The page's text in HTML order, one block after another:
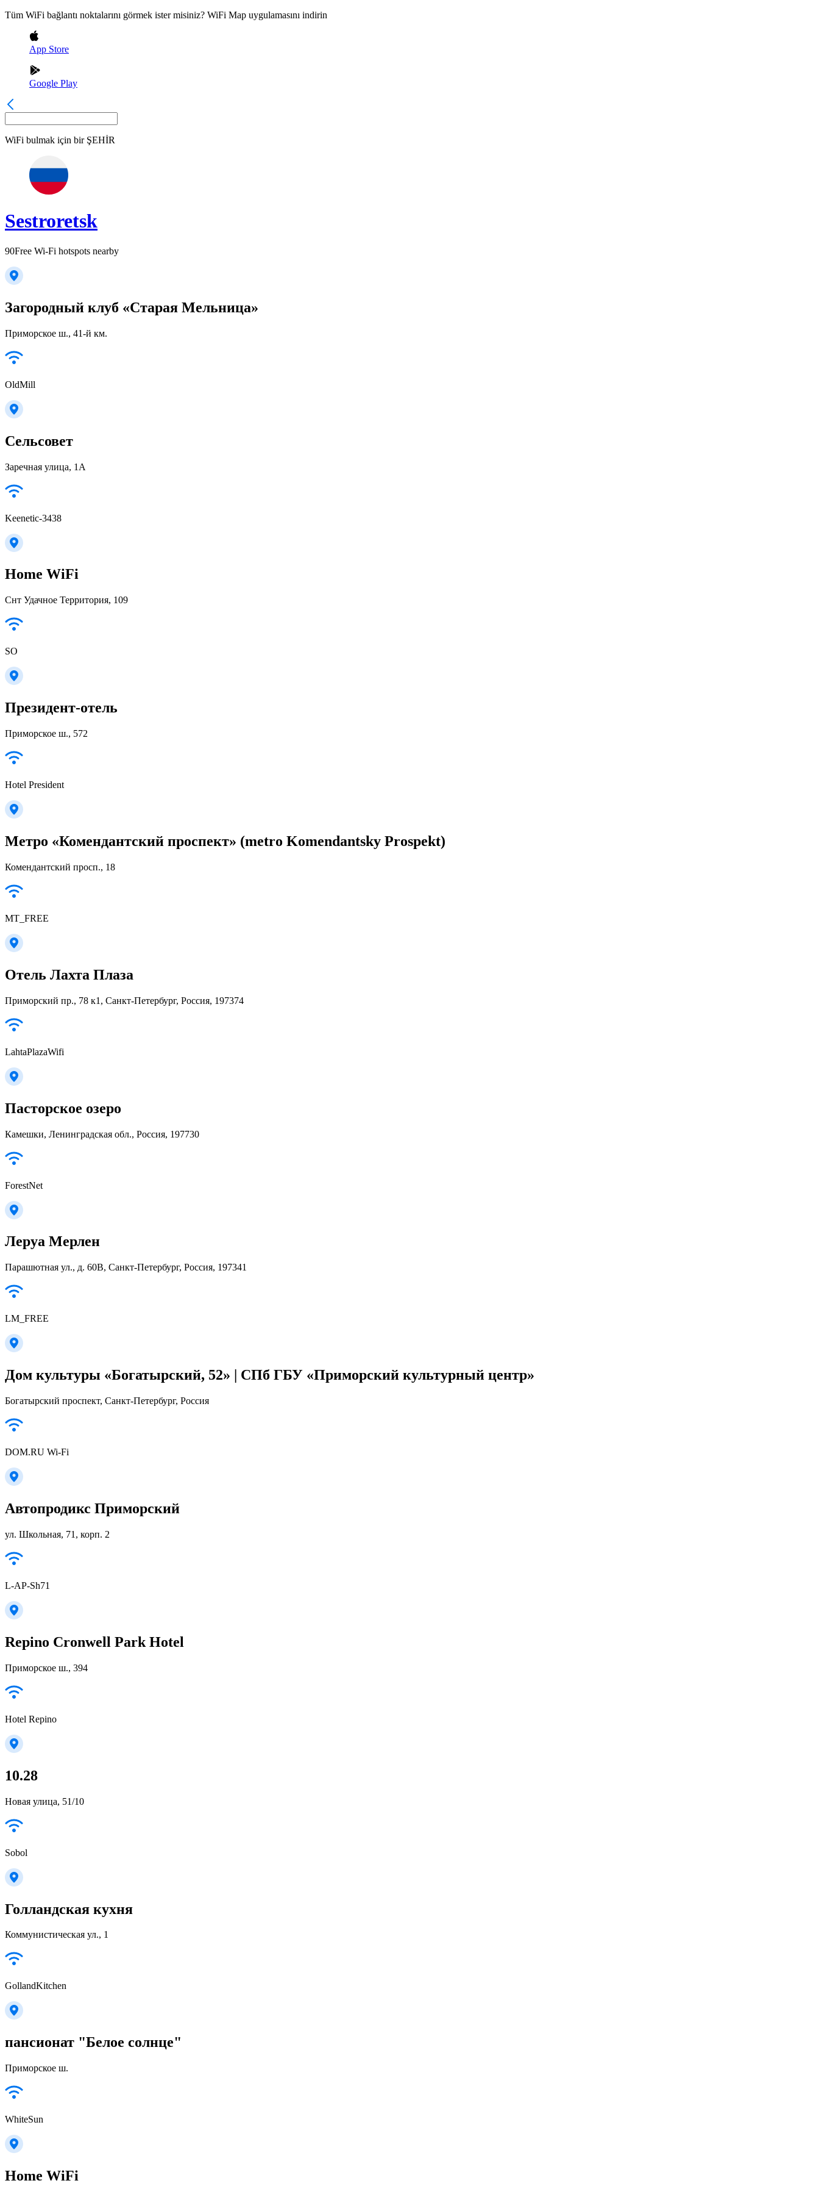
Tüm WiFi bağlantı noktalarını görmek ister misiniz? WiFi Map uygulamasını indirin
App Store
Google Play
WiFi bulmak için bir ŞEHİR
Sestroretsk
90Free Wi-Fi hotspots nearby
Загородный клуб «Старая Мельница»
Приморское ш., 41-й км.
OldMill
Сельсовет
Заречная улица, 1А
Keenetic-3438
Home WiFi
Снт Удачное Территория, 109
SO
Президент-отель
Приморское ш., 572
Hotel President
Метро «Комендантский проспект» (metro Komendantsky Prospekt)
Комендантский просп., 18
MT_FREE
Отель Лахта Плаза
Приморский пр., 78 к1, Санкт-Петербург, Россия, 197374
LahtaPlazaWifi
Пасторское озеро
Камешки, Ленинградская обл., Россия, 197730
ForestNet
Леруа Мерлен
Парашютная ул., д. 60В, Санкт-Петербург, Россия, 197341
LM_FREE
Дом культуры «Богатырский, 52» | СПб ГБУ «Приморский культурный центр»
Богатырский проспект, Санкт-Петербург, Россия
DOM.RU Wi-Fi
Автопродикс Приморский
ул. Школьная, 71, корп. 2
L-AP-Sh71
Repino Cronwell Park Hotel
Приморское ш., 394
Hotel Repino
10.28
Новая улица, 51/10
Sobol
Голландская кухня
Коммунистическая ул., 1
GollandKitchen
пансионат "Белое солнце"
Приморское ш.
WhiteSun
Home WiFi